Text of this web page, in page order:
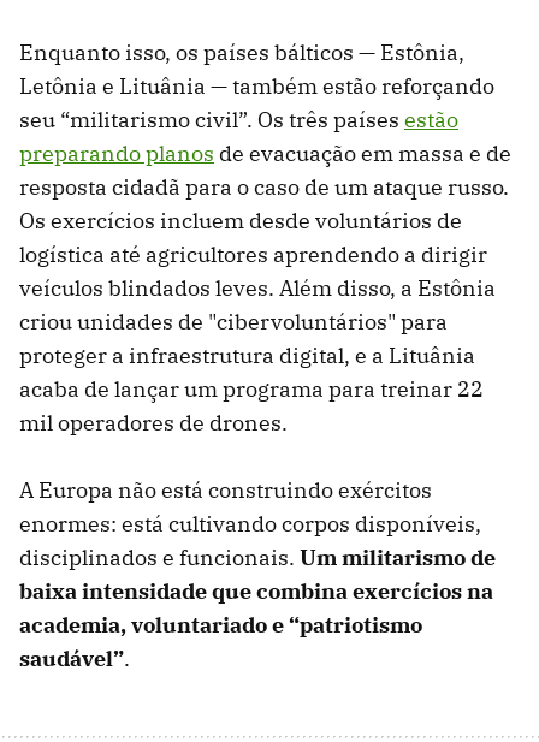
Enquanto isso, os países bálticos — Estônia,
Letônia e Lituânia — também estão reforçando
seu “militarismo civil”. Os três países estão
preparando planos de evacuação em massa e de
resposta cidadã para o caso de um ataque russo.
Os exercícios incluem desde voluntários de
logística até agricultores aprendendo a dirigir
veículos blindados leves. Além disso, a Estônia
criou unidades de "cibervoluntários" para
proteger a infraestrutura digital, e a Lituânia
acaba de lançar um programa para treinar 22
mil operadores de drones.
A Europa não está construindo exércitos
enormes: está cultivando corpos disponíveis,
disciplinados e funcionais. Um militarismo de
baixa intensidade que combina exercícios na
academia, voluntariado e “patriotismo
saudável”.